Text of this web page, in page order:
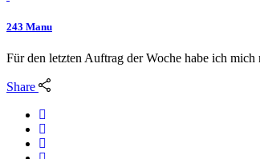
243 Manu
Für den letzten Auftrag der Woche habe ich
Share